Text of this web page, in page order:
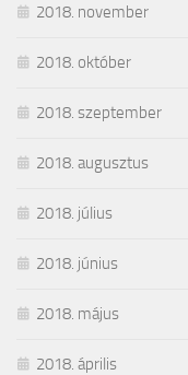
2018. november
2018. október
2018. szeptember
2018. augusztus
2018. július
2018. június
2018. május
2018. április